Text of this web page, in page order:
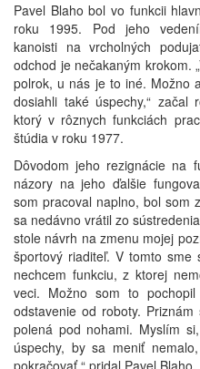
Pavel Blaho bol vo funkcii
roku 1995. Pod jeho
kanoisti na vrcholných
odchod je nečakaným krokom.
polrok, u nás je to iné. Možno
dosiahli také úspechy,“ začal
ktorý v rôznych funkciách
štúdia v roku 1977.
Dôvodom jeho rezignácie na
názory na jeho ďalšie
som pracoval naplno, bol som
sa nedávno vrátil zo
stole návrh na zmenu mojej
športový riaditeľ. V tomto
nechcem funkciu, z ktorej
veci. Možno som to
odstavenie od roboty.
polená pod nohami. Myslím
úspechy, by sa meniť
pokračovať,“ pridal Pavel Blaho.